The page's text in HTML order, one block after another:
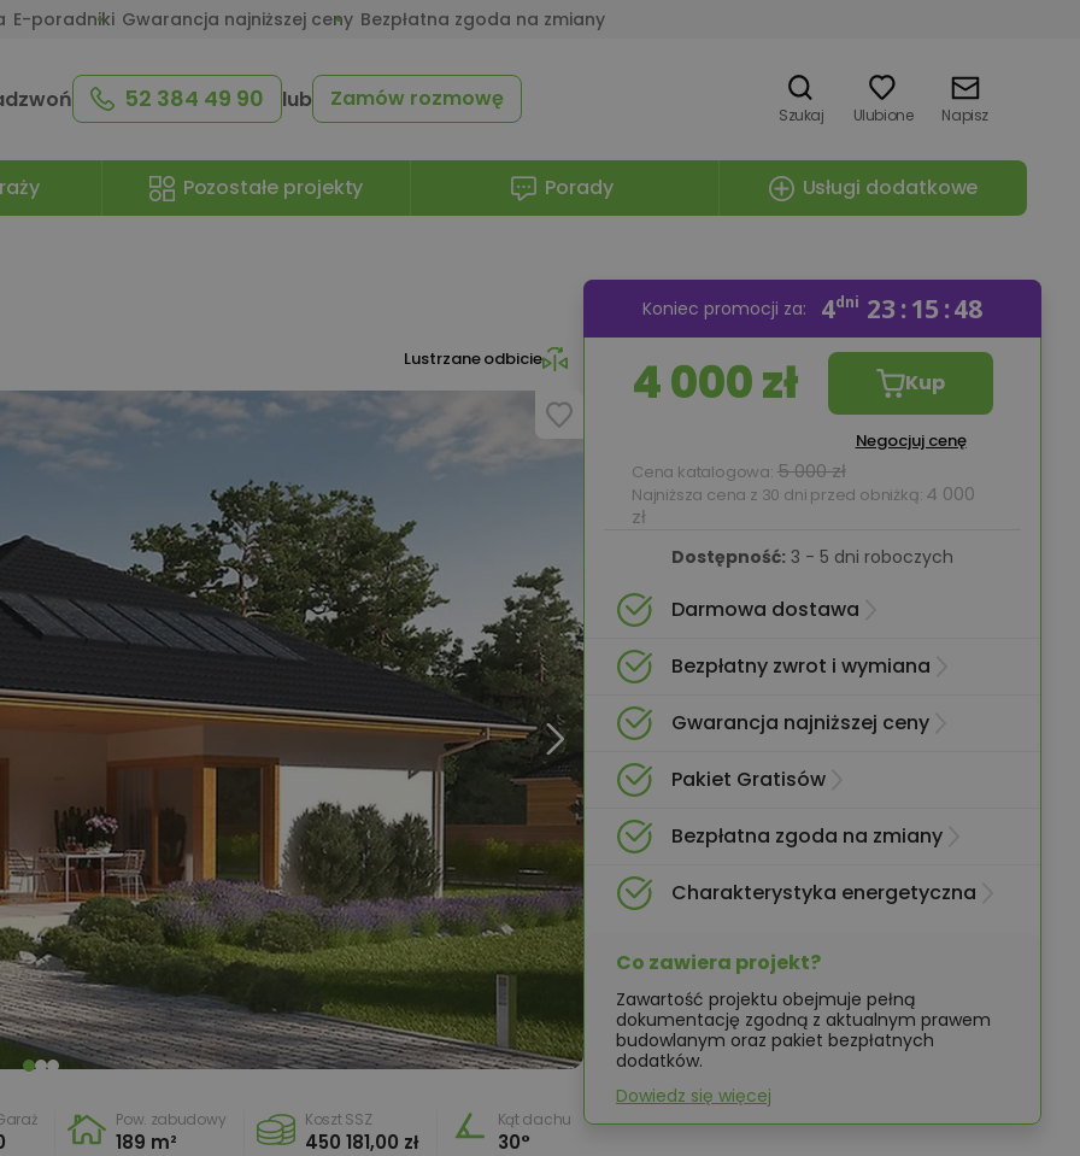
E-poradniki Gwarancja najniższej ceny Bezpłatna zgoda na zmiany
52 384 49 90 lub Zamów rozmowę
Szukaj Ulubione Napisz
Pozostałe projekty Porady Usługi dodatkowe
Lustrzane odbicie
Pow. zabudowy
189 m²
Koszt SSZ
450 181,00 zł
Kąt dachu
30°
Koniec promocji za: 4dni 23 15 47
4 000 zł Kup
Negocjuj cenę
Cena katalogowa: 5 000 zł
Najniższa cena z 30 dni przed obniżką: 4 000
zł
Dostępność: 3 - 5 dni roboczych
Darmowa dostawa
Bezpłatny zwrot i wymiana
Gwarancja najniższej ceny
Pakiet Gratisów
Bezpłatna zgoda na zmiany
Charakterystyka energetyczna
Co zawiera projekt?
Zawartość projektu obejmuje pełną
dokumentację zgodną z aktualnym prawem
budowlanym oraz pakiet bezpłatnych
dodatków.
Dowiedz się więcej